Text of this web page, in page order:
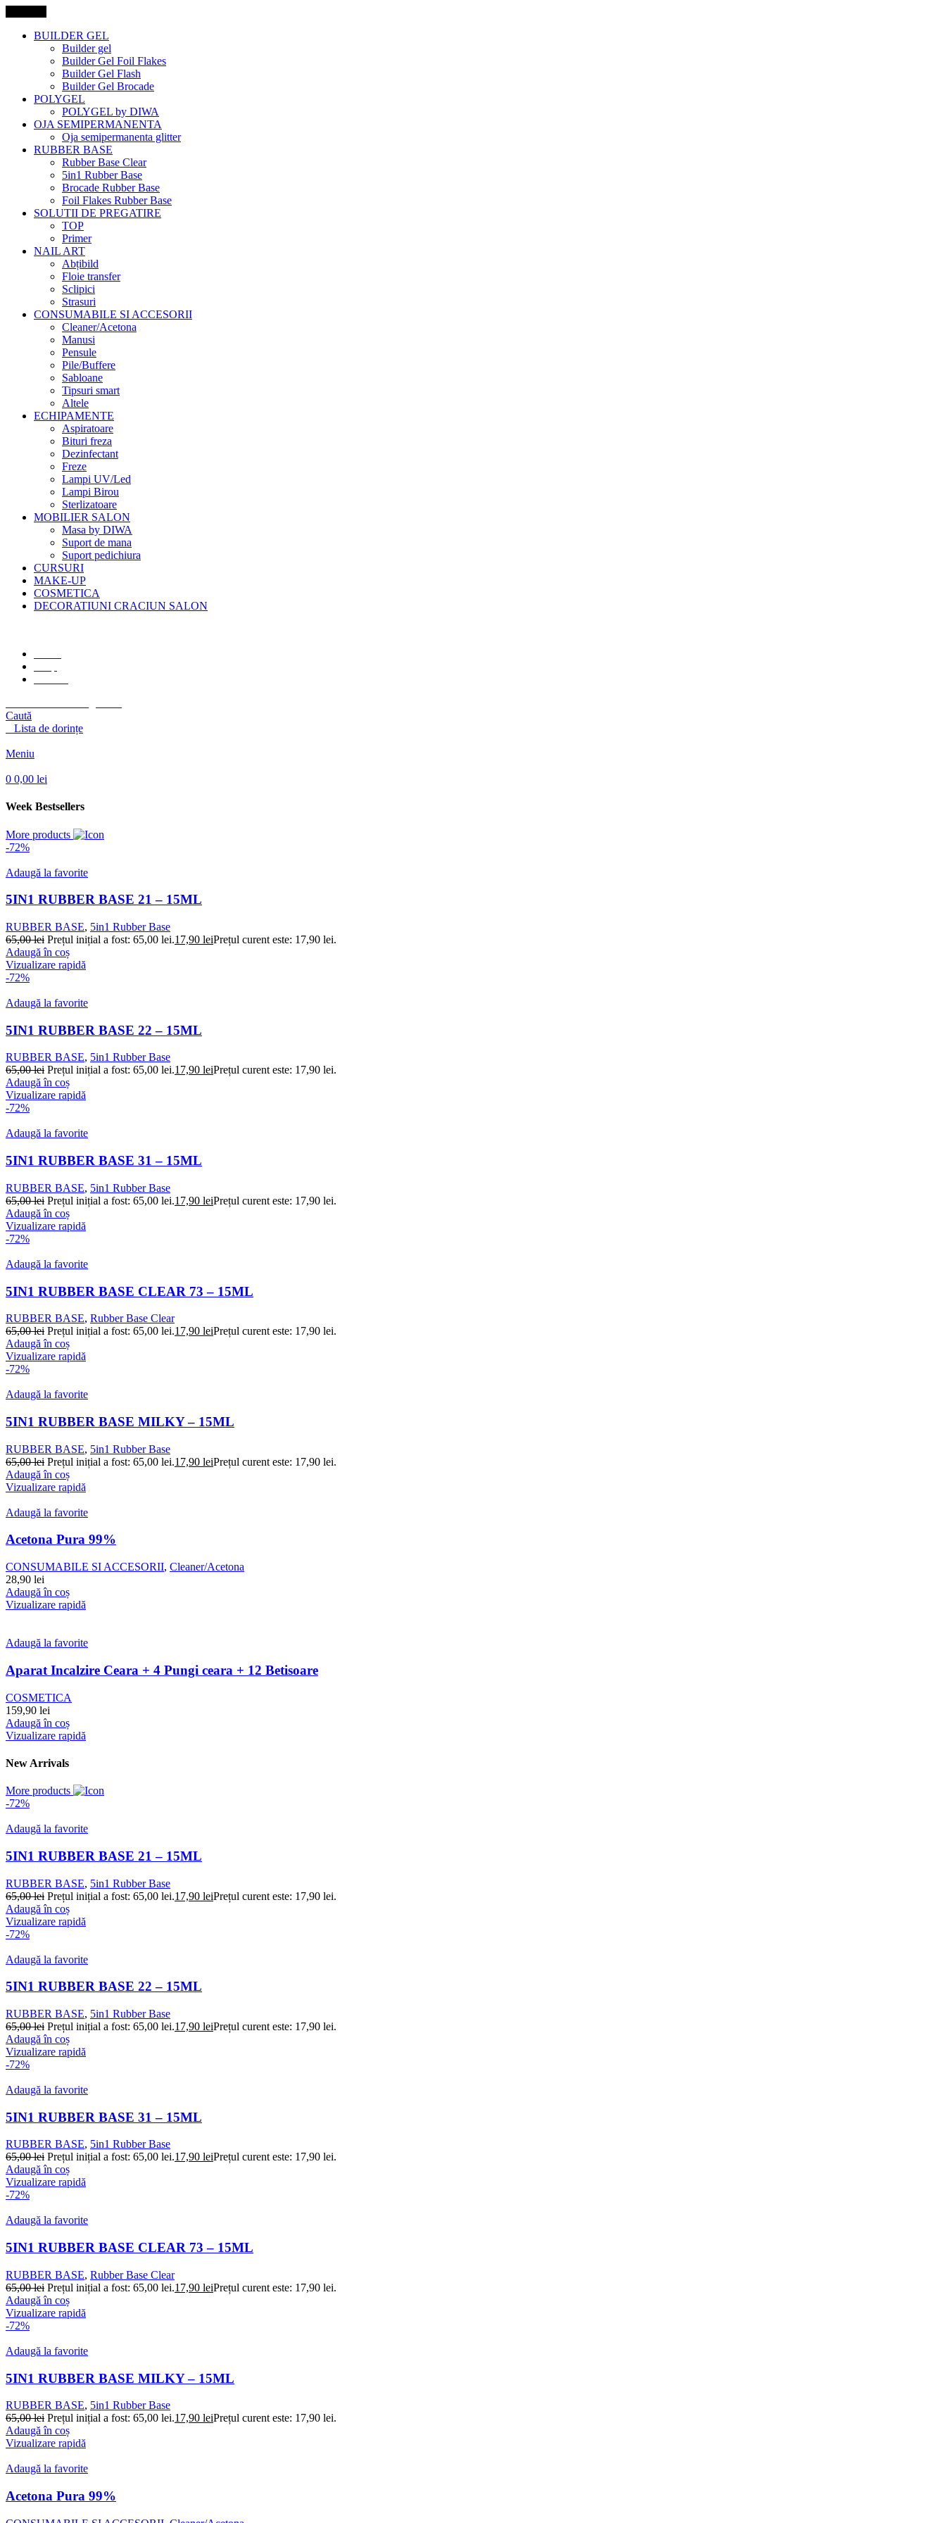
BUILDER GEL
Builder gel
Builder Gel Foil Flakes
Builder Gel Flash
Builder Gel Brocade
POLYGEL
POLYGEL by DIWA
OJA SEMIPERMANENTA
Oja semipermanenta glitter
RUBBER BASE
Rubber Base Clear
5in1 Rubber Base
Brocade Rubber Base
Foil Flakes Rubber Base
SOLUTII DE PREGATIRE
TOP
Primer
NAIL ART
Abțibild
Floie transfer
Sclipici
Strasuri
CONSUMABILE SI ACCESORII
Cleaner/Acetona
Manusi
Pensule
Pile/Buffere
Sabloane
Tipsuri smart
Altele
ECHIPAMENTE
Aspiratoare
Bituri freza
Dezinfectant
Freze
Lampi UV/Led
Lampi Birou
Sterlizatoare
MOBILIER SALON
Masa by DIWA
Suport de mana
Suport pedichiura
CURSURI
MAKE-UP
COSMETICA
DECORATIUNI CRACIUN SALON
Caută
Lista de dorințe
Meniu
0 0,00 lei
Week Bestsellers
More products
-72%
Adaugă la favorite
5IN1 RUBBER BASE 21 – 15ML
RUBBER BASE, 5in1 Rubber Base
65,00lei Prețul inițial a fost: 65,00 lei.17,90 leiPrețul curent este: 17,90 lei.
Adaugă în coș
Vizualizare rapidă
-72%
Adaugă la favorite
5IN1 RUBBER BASE 22 – 15ML
RUBBER BASE, 5in1 Rubber Base
65,00lei Prețul inițial a fost: 65,00 lei.17,90 leiPrețul curent este: 17,90 lei.
Adaugă în coș
Vizualizare rapidă
-72%
Adaugă la favorite
5IN1 RUBBER BASE 31 – 15ML
RUBBER BASE, 5in1 Rubber Base
65,00lei Prețul inițial a fost: 65,00 lei.17,90 leiPrețul curent este: 17,90 lei.
Adaugă în coș
Vizualizare rapidă
-72%
Adaugă la favorite
5IN1 RUBBER BASE CLEAR 73 – 15ML
RUBBER BASE, Rubber Base Clear
65,00lei Prețul inițial a fost: 65,00 lei.17,90 leiPrețul curent este: 17,90 lei.
Adaugă în coș
Vizualizare rapidă
-72%
Adaugă la favorite
5IN1 RUBBER BASE MILKY – 15ML
RUBBER BASE, 5in1 Rubber Base
65,00lei Prețul inițial a fost: 65,00 lei.17,90 leiPrețul curent este: 17,90 lei.
Adaugă în coș
Vizualizare rapidă
Adaugă la favorite
Acetona Pura 99%
CONSUMABILE SI ACCESORII, Cleaner/Acetona
28,90 lei
Adaugă în coș
Vizualizare rapidă
Adaugă la favorite
Aparat Incalzire Ceara + 4 Pungi ceara + 12 Betisoare
COSMETICA
159,90 lei
Adaugă în coș
Vizualizare rapidă
New Arrivals
More products
-72%
Adaugă la favorite
5IN1 RUBBER BASE 21 – 15ML
RUBBER BASE, 5in1 Rubber Base
65,00lei Prețul inițial a fost: 65,00 lei.17,90 leiPrețul curent este: 17,90 lei.
Adaugă în coș
Vizualizare rapidă
-72%
Adaugă la favorite
5IN1 RUBBER BASE 22 – 15ML
RUBBER BASE, 5in1 Rubber Base
65,00lei Prețul inițial a fost: 65,00 lei.17,90 leiPrețul curent este: 17,90 lei.
Adaugă în coș
Vizualizare rapidă
-72%
Adaugă la favorite
5IN1 RUBBER BASE 31 – 15ML
RUBBER BASE, 5in1 Rubber Base
65,00lei Prețul inițial a fost: 65,00 lei.17,90 leiPrețul curent este: 17,90 lei.
Adaugă în coș
Vizualizare rapidă
-72%
Adaugă la favorite
5IN1 RUBBER BASE CLEAR 73 – 15ML
RUBBER BASE, Rubber Base Clear
65,00lei Prețul inițial a fost: 65,00 lei.17,90 leiPrețul curent este: 17,90 lei.
Adaugă în coș
Vizualizare rapidă
-72%
Adaugă la favorite
5IN1 RUBBER BASE MILKY – 15ML
RUBBER BASE, 5in1 Rubber Base
65,00lei Prețul inițial a fost: 65,00 lei.17,90 leiPrețul curent este: 17,90 lei.
Adaugă în coș
Vizualizare rapidă
Adaugă la favorite
Acetona Pura 99%